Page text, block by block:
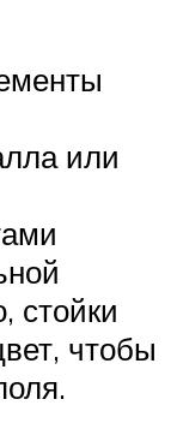
или
стойки
чтобы